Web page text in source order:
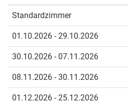
Standardzimmer
01.10.2026 - 29.10.2026
30.10.2026 - 07.11.2026
08.11.2026 - 30.11.2026
01.12.2026 - 25.12.2026